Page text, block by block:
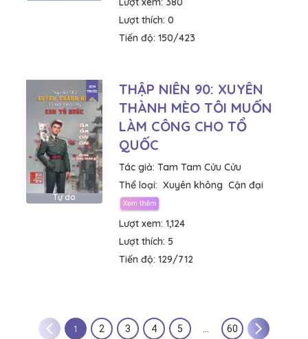
Lượt thích: 0
Tiến độ: 150/423
Tự do
THẬP NIÊN 90: XUYÊN
THÀNH MÈO TÔI MUỐN
LÀM CÔNG CHO TỔ
QUỐC
Tác giả: Tam Tam Cửu Cửu
Thể loại: Xuyên không Cận đại
Lượt xem: 1,124
Lượt thích: 5
Tiến độ: 129/712
1 2 3 4 5 60